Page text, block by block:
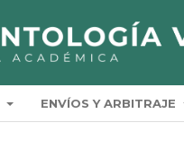
ENVÍOS Y ARBITRAJE